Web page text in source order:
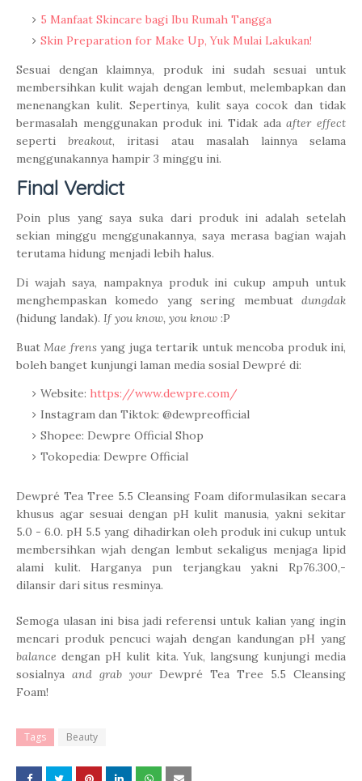
5 Manfaat Skincare bagi Ibu Rumah Tangga
Skin Preparation for Make Up, Yuk Mulai Lakukan!
Sesuai dengan klaimnya, produk ini sudah sesuai untuk
membersihkan kulit wajah dengan lembut, melembapkan dan
menenangkan kulit. Sepertinya, kulit saya cocok dan tidak
bermasalah menggunakan produk ini. Tidak adaafter effect
sepertibreakout, iritasi atau masalah lainnya selama
menggunakannya hampir 3 minggu ini.
Final Verdict
Poin plus yang saya suka dari produk ini adalah setelah
sekian minggu menggunakannya, saya merasa bagian wajah
terutama hidung menjadi lebih halus.
Di wajah saya, nampaknya produk ini cukup ampuh untuk
menghempaskan komedo yang sering membuat dungdak
(hidung landak). If you know, you know :P
BuatMae frensyang juga tertarik untuk mencoba produk ini,
boleh banget kunjungi laman media sosial Dewpré di:
Website: https://www.dewpre.com/
Instagram dan Tiktok: @dewpreofficial
Shopee: Dewpre Official Shop
Tokopedia: Dewpre Official
Dewpré Tea Tree 5.5 Cleansing Foam diformulasikan secara
khusus agar sesuai dengan pH kulit manusia, yakni sekitar
5.0 - 6.0. pH 5.5 yang dihadirkan oleh produk ini cukup untuk
membersihkan wjah dengan lembut sekaligus menjaga lipid
alami kulit. Harganya pun terjangkau yakni Rp76.300,-
dilansir dari situs resminya.
Semoga ulasan ini bisa jadi referensi untuk kalian yang ingin
mencari produk pencuci wajah dengan kandungan pH yang
balance dengan pH kulit kita. Yuk, langsung kunjungi media
sosialnya and grab yourDewpré Tea Tree 5.5 Cleansing
Foam!
Tags Beauty